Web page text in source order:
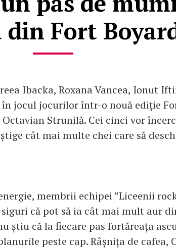
din Fort
Ibacka, Roxana Vancea, Ionut
în jocul jocurilor într-o nouă ediție
Strunilă. Cei cinci vor
cât mai multe chei care să
membrii echipei ”Liceenii
că pot să ia cât mai mult aur
știu că la fiecare pas fortăreața
peste cap. Râșnița de cafea,